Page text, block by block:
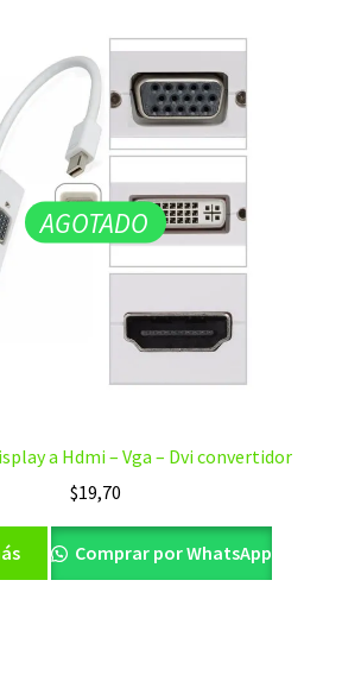
AGOTADO
a Hdmi – Vga – Dvi convertidor
$19,70
Comprar por WhatsApp